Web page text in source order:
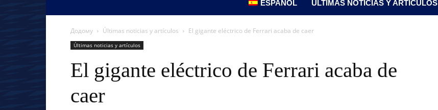
ESPAÑOL ÚLTIMAS NOTICIAS Y ARTÍCULOS
Додому Últimas noticias y artículos El gigante eléctrico de Ferrari acaba de caer
Últimas noticias y artículos
El gigante eléctrico de Ferrari acaba de
caer